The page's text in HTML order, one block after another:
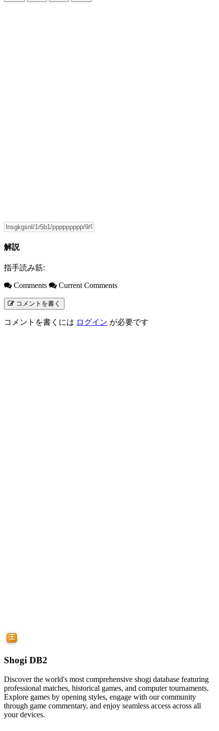
解説
指手読み筋:
Comments Current Comments
コメントを書く
コメントを書くには ログイン が必要です
Shogi DB2
Discover the world's most comprehensive shogi database featuring
professional matches, historical games, and computer tournaments.
Explore games by opening styles, engage with our community
through game commentary, and enjoy seamless access across all
your devices.